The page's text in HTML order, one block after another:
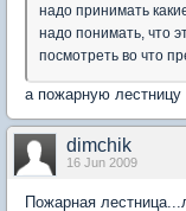
надо принимать
надо понимать, что
посмотреть во что
а пожарную лестницу
dimchik
16 Jun 2009
Пожарная